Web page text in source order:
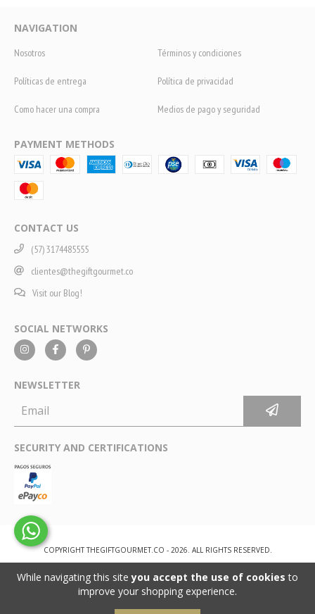
While navigating this siteyou accept the use of cookies to
improve your shopping experience.
NAVIGATION
Nosotros Términos y condiciones
Políticas de entrega Política de privacidad
Como hacer una compra Medios de pago y seguridad
PAYMENT METHODS
CONTACT US
(57) 3174485555
clientes@thegiftgourmet.co
Visit our Blog!
SOCIAL NETWORKS
NEWSLETTER
SECURITY AND CERTIFICATIONS
COPYRIGHT THEGIFTGOURMET.CO - 2026. ALL RIGHTS RESERVED.